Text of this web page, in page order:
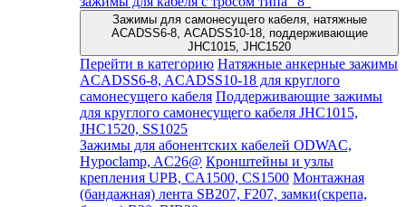
Зажимы для самонесущего кабеля, натяжные
ACADSS6-8, ACADSS10-18, поддерживающие
JHC1015, JHC1520
Перейти в категорию Натяжные анкерные зажимы
ACADSS6-8, ACADSS10-18 для круглого
самонесущего кабеля Поддерживающие зажимы
для круглого самонесущего кабеля JHC1015,
JHC1520, SS1025
Зажимы для абонентских кабелей ODWAC,
Hypoclamp, AC26@ Кронштейны и узлы
крепления UPB, CA1500, CS1500 Монтажная
(бандажная) лента SB207, F207, замки(скрепа,